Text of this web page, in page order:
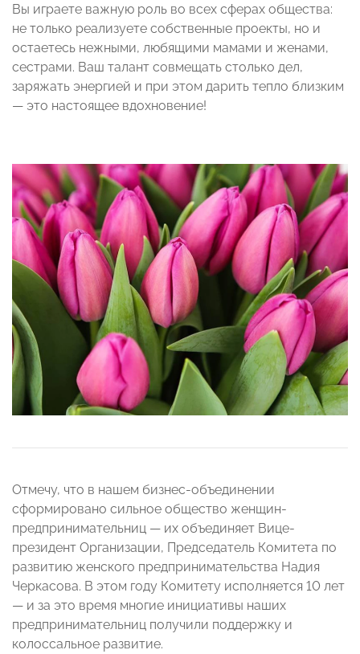
Вы играете важную роль во всех сферах общества:
не только реализуете собственные проекты, но и
остаетесь нежными, любящими мамами и женами,
сестрами. Ваш талант совмещать столько дел,
заряжать энергией и при этом дарить тепло близким
— это настоящее вдохновение!
Отмечу, что в нашем бизнес-объединении
сформировано сильное общество женщин-
предпринимательниц — их объединяет Вице-
президент Организации, Председатель Комитета по
развитию женского предпринимательства Надия
Черкасова. В этом году Комитету исполняется 10 лет
— и за это время многие инициативы наших
предпринимательниц получили поддержку и
колоссальное развитие.